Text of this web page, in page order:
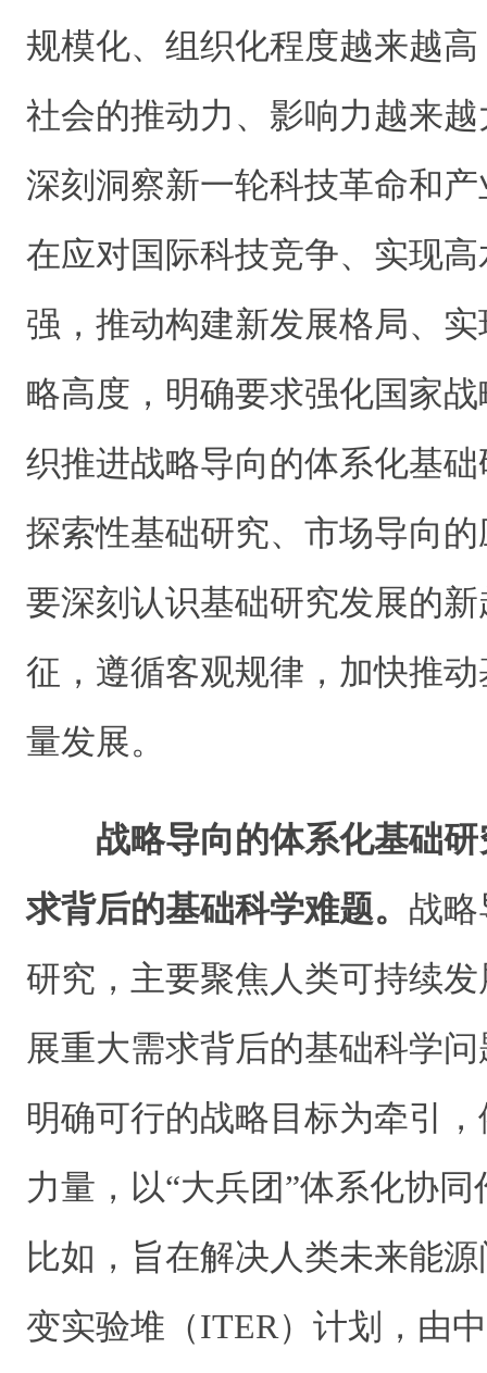
规模化、组织化程度越来越
社会的推动力、影响力越来
深刻洞察新一轮科技革命和
在应对国际科技竞争、实现
强，推动构建新发展格局、
略高度，明确要求强化国家
织推进战略导向的体系化基
探索性基础研究、市场导向
要深刻认识基础研究发展的
征，遵循客观规律，加快推
量发展。
战略导向的体系化基础
求背后的基础科学难题。 战
研究，主要聚焦人类可持续
展重大需求背后的基础科学
明确可行的战略目标为牵引
力量，以“大兵团”体系化协
比如，旨在解决人类未来能
变实验堆（ITER）计划，由